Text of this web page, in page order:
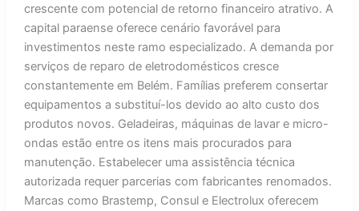
crescente com potencial de retorno financeiro atrativo. A
capital paraense oferece cenário favorável para
investimentos neste ramo especializado. A demanda por
serviços de reparo de eletrodomésticos cresce
constantemente em Belém. Famílias preferem consertar
equipamentos a substituí-los devido ao alto custo dos
produtos novos. Geladeiras, máquinas de lavar e micro-
ondas estão entre os itens mais procurados para
manutenção. Estabelecer uma assistência técnica
autorizada requer parcerias com fabricantes renomados.
Marcas como Brastemp, Consul e Electrolux oferecem